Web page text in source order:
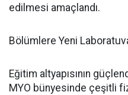
edilmesi amaçlandı.
Bölümlere Yeni
Eğitim altyapısının
MYO bünyesinde çeşitli